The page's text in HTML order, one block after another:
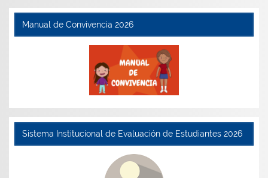
Manual de Convivencia 2026
Sistema Institucional de Evaluación de Estudiantes 2026